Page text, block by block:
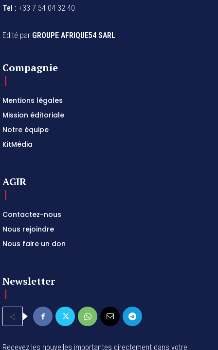
Tel : +33 7 54 04 32 40
Edité par GROUPE AFRIQUE54 SARL
Compagnie
Mentions légales
Mission éditoriale
Notre équipe
KitMédia
AGIR
Contactez-nous
Nous rejoindre
Nous faire un don
Newsletter
Recevez les nouvelles importantes directement dans votre